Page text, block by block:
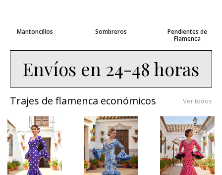
Mantoncillos Sombreros
Pendientes de
Flamenca
Envíos en 24-48 horas
Trajes de flamenca económicos Ver todos